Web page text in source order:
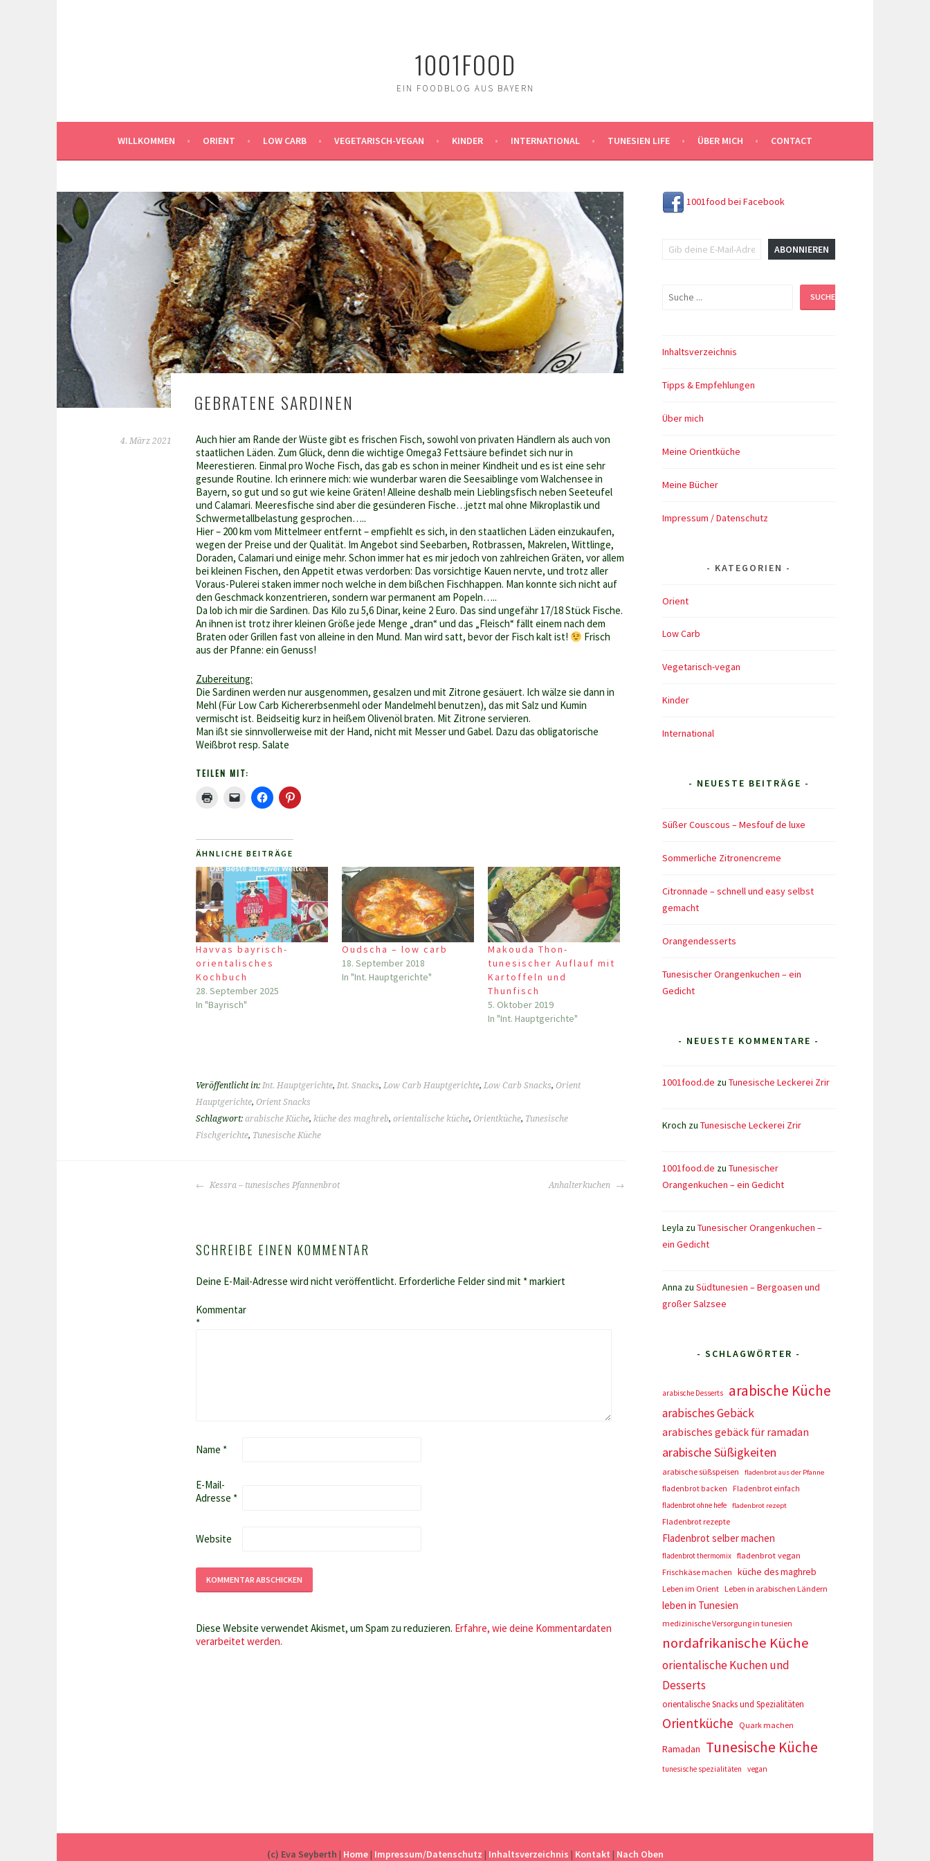
1001FOOD
EIN FOODBLOG AUS BAYERN
WILLKOMMEN ORIENT LOW CARB VEGETARISCH-VEGAN KINDER INTERNATIONAL TUNESIEN LIFE ÜBER MICH CONTACT
GEBRATENE SARDINEN
4. März 2021
Auch hier am Rande der Wüste gibt es frischen Fisch, sowohl von privaten Händlern als auch von
staatlichen Läden. Zum Glück, denn die wichtige Omega3 Fettsäure befindet sich nur in
Meerestieren. Einmal pro Woche Fisch, das gab es schon in meiner Kindheit und es ist eine sehr
gesunde Routine. Ich erinnere mich: wie wunderbar waren die Seesaiblinge vom Walchensee in
Bayern, so gut und so gut wie keine Gräten! Alleine deshalb mein Lieblingsfisch neben Seeteufel
und Calamari. Meeresfische sind aber die gesünderen Fische…jetzt mal ohne Mikroplastik und
Schwermetallbelastung gesprochen…..
Hier – 200 km vom Mittelmeer entfernt – empfiehlt es sich, in den staatlichen Läden einzukaufen,
wegen der Preise und der Qualität. Im Angebot sind Seebarben, Rotbrassen, Makrelen, Wittlinge,
Doraden, Calamari und einige mehr. Schon immer hat es mir jedoch von zahlreichen Gräten, vor allem
bei kleinen Fischen, den Appetit etwas verdorben: Das vorsichtige Kauen nervte, und trotz aller
Voraus-Pulerei staken immer noch welche in dem bißchen Fischhappen. Man konnte sich nicht auf
den Geschmack konzentrieren, sondern war permanent am Popeln…..
Da lob ich mir die Sardinen. Das Kilo zu 5,6 Dinar, keine 2 Euro. Das sind ungefähr 17/18 Stück Fische.
An ihnen ist trotz ihrer kleinen Größe jede Menge „dran“ und das „Fleisch“ fällt einem nach dem
Braten oder Grillen fast von alleine in den Mund. Man wird satt, bevor der Fisch kalt ist!
Frisch
aus der Pfanne: ein Genuss!
Zubereitung:
Die Sardinen werden nur ausgenommen, gesalzen und mit Zitrone gesäuert. Ich wälze sie dann in
Mehl (Für Low Carb Kichererbsenmehl oder Mandelmehl benutzen), das mit Salz und Kumin
vermischt ist. Beidseitig kurz in heißem Olivenöl braten. Mit Zitrone servieren.
Man ißt sie sinnvollerweise mit der Hand, nicht mit Messer und Gabel. Dazu das obligatorische
Weißbrot resp. Salate
TEILEN MIT:
ÄHNLICHE BEITRÄGE
Havvas bayrisch-
orientalisches
Kochbuch
28. September 2025
In "Bayrisch"
Oudscha – low carb
18. September 2018
In "Int. Hauptgerichte"
Makouda Thon-
tunesischer Auflauf mit
Kartoffeln und
Thunfisch
5. Oktober 2019
In "Int. Hauptgerichte"
Veröffentlicht in: Int. Hauptgerichte, Int. Snacks, Low Carb Hauptgerichte, Low Carb Snacks, Orient
Hauptgerichte, Orient Snacks
Schlagwort: arabische Küche, küche des maghreb, orientalische küche, Orientküche, Tunesische
Fischgerichte, Tunesische Küche
BEITRAGS-
Kessra – tunesisches Pfannenbrot Anhalterkuchen
SCHREIBE EINEN KOMMENTAR
Deine E-Mail-Adresse wird nicht veröffentlicht. Erforderliche Felder sind mit *markiert
Kommentar
*
Name *
E-Mail-
Adresse *
Website
Diese Website verwendet Akismet, um Spam zu reduzieren. Erfahre, wie deine Kommentardaten
verarbeitet werden.
1001food bei Facebook
ABONNIEREN
Suchen SUCHEN
Inhaltsverzeichnis
Tipps & Empfehlungen
Über mich
Meine Orientküche
Meine Bücher
Impressum / Datenschutz
KATEGORIEN
Orient
Low Carb
Vegetarisch-vegan
Kinder
International
- NEUESTE BEITRÄGE -
Süßer Couscous – Mesfouf de luxe
Sommerliche Zitronencreme
Citronnade – schnell und easy selbst
gemacht
Orangendesserts
Tunesischer Orangenkuchen – ein
Gedicht
- NEUESTE KOMMENTARE -
1001food.de zu Tunesische Leckerei Zrir
Kroch zu Tunesische Leckerei Zrir
1001food.de zu Tunesischer
Orangenkuchen – ein Gedicht
Leyla zu Tunesischer Orangenkuchen –
ein Gedicht
Anna zu Südtunesien – Bergoasen und
großer Salzsee
- SCHLAGWÖRTER -
arabische Desserts arabische Küche
arabisches Gebäck
arabisches gebäck für ramadan
arabische Süßigkeiten
arabische süßspeisen fladenbrot aus der Pfanne
fladenbrot backen
Fladenbrot einfach
fladenbrot ohne hefe
fladenbrot rezept
Fladenbrot rezepte
Fladenbrot selber machen
fladenbrot thermomix fladenbrot vegan
Frischkäse machen küche des maghreb
Leben im Orient Leben in arabischen Ländern
leben in Tunesien
medizinische Versorgung in tunesien
nordafrikanische Küche
orientalische Kuchen und
Desserts
orientalische Snacks und Spezialitäten
Orientküche Quark machen
Ramadan Tunesische Küche
tunesische spezialitäten vegan
(c) Eva Seyberth | Home| Impressum/Datenschutz | Inhaltsverzeichnis | Kontakt | Nach Oben